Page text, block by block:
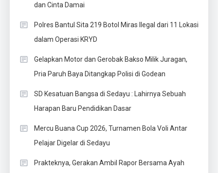
dan Cinta Damai
Polres Bantul Sita 219 Botol Miras Ilegal dari 11 Lokasi
dalam Operasi KRYD
Gelapkan Motor dan Gerobak Bakso Milik Juragan,
Pria Paruh Baya Ditangkap Polisi di Godean
SD Kesatuan Bangsa di Sedayu : Lahirnya Sebuah
Harapan Baru Pendidikan Dasar
Mercu Buana Cup 2026, Turnamen Bola Voli Antar
Pelajar Digelar di Sedayu
Prakteknya, Gerakan Ambil Rapor Bersama Ayah